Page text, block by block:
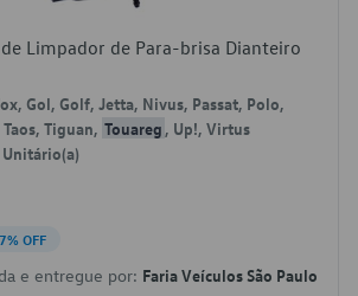
Limpador de Para-brisa Dianteiro
Gol, Golf, Jetta, Nivus, Passat, Polo,
Tiguan, Touareg , Up!, Virtus
Unitário(a)
OFF
e entregue por: Faria Veículos São Paulo